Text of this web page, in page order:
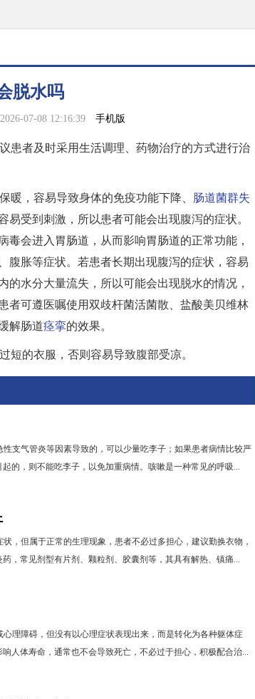
脱水吗
07-08 12:16:39 手机版
议患者及时采用生活调理、药物治疗的方式进行治
暖，容易导致身体的免疫功能下降、 肠道菌群失
易受到刺激，所以患者可能会出现腹泻的症状。
会进入胃肠道，从而影响胃肠道的正常功能，
腹胀等症状。若患者长期出现腹泻的症状，容易
的水分大量流失，所以可能会出现脱水的情况，
者可遵医嘱使用双歧杆菌活菌散、盐酸美贝维林
解肠道痉挛的效果。
短的衣服，否则容易导致腹部受凉。
支气管炎等因素导致的，可以少量吃李子；如果患者病情比较严
的，则不能吃李子，以免加重病情。咳嗽是一种常见的呼吸...
，但属于正常的生理现象，患者不必过多担心，建议勤换衣物，
，常见剂型有片剂、颗粒剂、胶囊剂等，其具有解热、镇痛...
理障碍，但没有以心理症状表现出来，而是转化为各种躯体症
人体寿命，通常也不会导致死亡，不必过于担心，积极配合治...